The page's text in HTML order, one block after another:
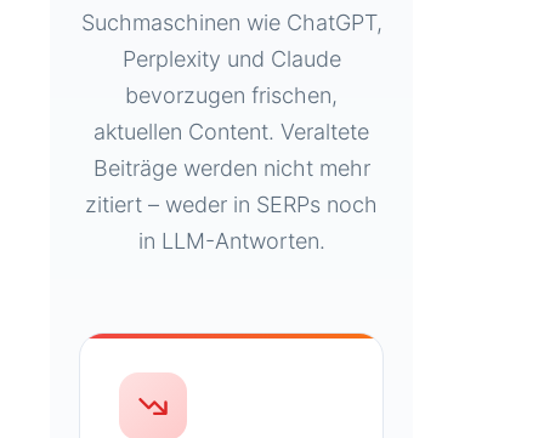
Suchmaschinen wie ChatGPT,
Perplexity und Claude
bevorzugen frischen,
aktuellen Content. Veraltete
Beiträge werden nicht mehr
zitiert – weder in SERPs noch
in LLM-Antworten.